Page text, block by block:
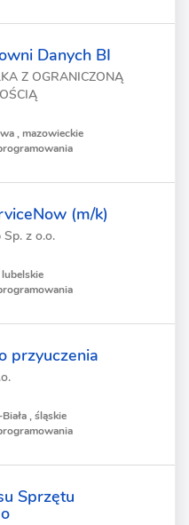
Danych BI
Z OGRANICZONĄ
, mazowieckie
(m/k)
Sp. z o.o.
przyuczenia
, śląskie
Sprzętu